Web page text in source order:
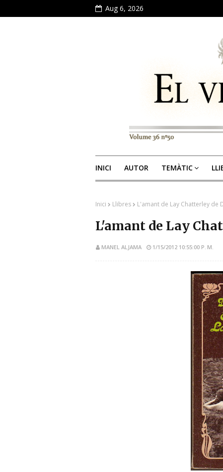
Aug 6, 2026
INICI AUTOR TEMÀTIC
Inici Llibres L'amant de Lay Chatterley de
L'amant de Lay
MANEL ALJAMA 1/15/2012 10:55:00 P. M.